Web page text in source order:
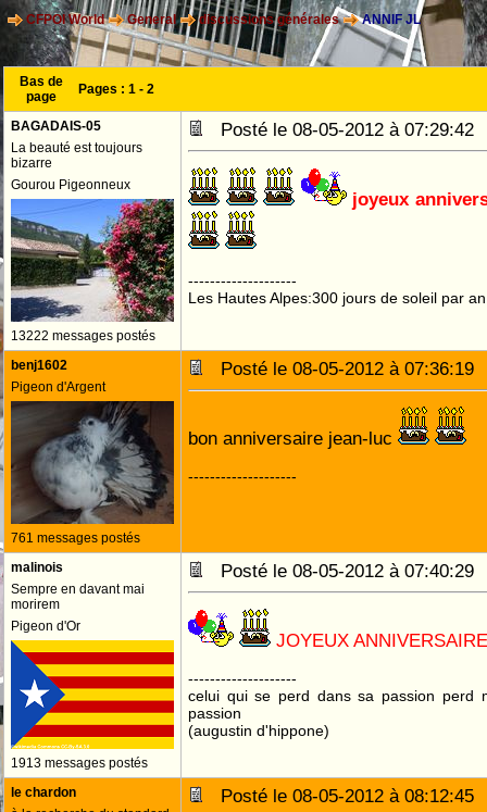
CFPOI World General discussions générales ANNIF JL
Bas de
page
Pages : 1 - 2
BAGADAIS-05
La beauté est toujours
bizarre
Gourou Pigeonneux
13222 messages postés
Posté le 08-05-2012 à
joyeux
--------------------
Les Hautes Alpes:300 jours de soleil par an
benj1602
Pigeon d'Argent
761 messages postés
Posté le 08-05-2012 à
bon anniversaire jean-luc
--------------------
malinois
Sempre en davant mai
morirem
Pigeon d'Or
1913 messages postés
Posté le 08-05-2012 à
JOYEUX
--------------------
celui qui se perd dans sa passion perd
passion
(augustin d'hippone)
le chardon
Posté le 08-05-2012 à